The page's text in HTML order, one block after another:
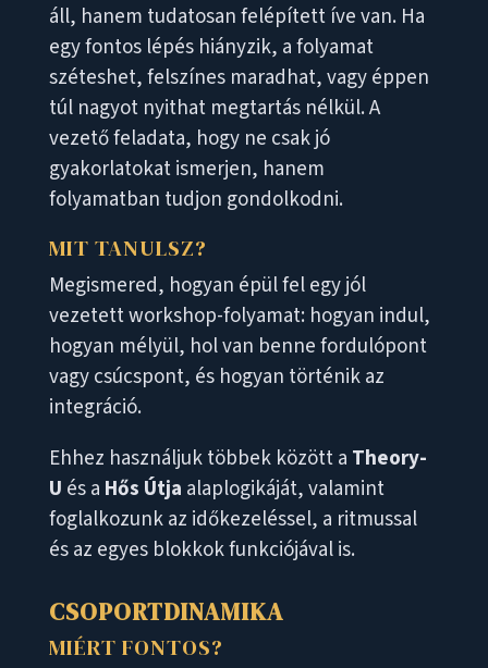
áll, hanem tudatosan felépített íve van. Ha
egy fontos lépés hiányzik, a folyamat
széteshet, felszínes maradhat, vagy éppen
túl nagyot nyithat megtartás nélkül. A
vezető feladata, hogy ne csak jó
gyakorlatokat ismerjen, hanem
folyamatban tudjon gondolkodni.
MIT TANULSZ?
Megismered, hogyan épül fel egy jól
vezetett workshop-folyamat: hogyan indul,
hogyan mélyül, hol van benne fordulópont
vagy csúcspont, és hogyan történik az
integráció.
Ehhez használjuk többek között a Theory-
U és a Hős Útja alaplogikáját, valamint
foglalkozunk az időkezeléssel, a ritmussal
és az egyes blokkok funkciójával is.
CSOPORTDINAMIKA
MIÉRT FONTOS?